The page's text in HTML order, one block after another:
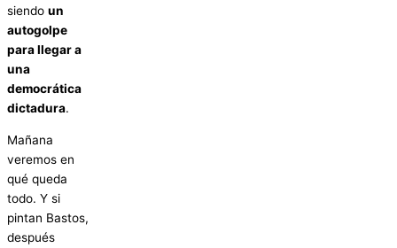
siendo un
autogolpe
para llegar a
una
democrática
dictadura.
Mañana
veremos en
qué queda
todo. Y si
pintan Bastos,
después